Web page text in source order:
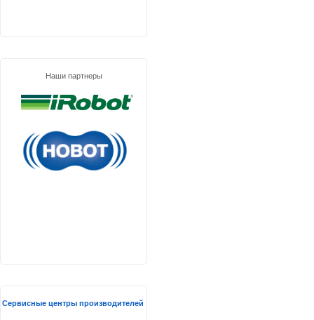
Наши партнеры
Сервисные центры производителей